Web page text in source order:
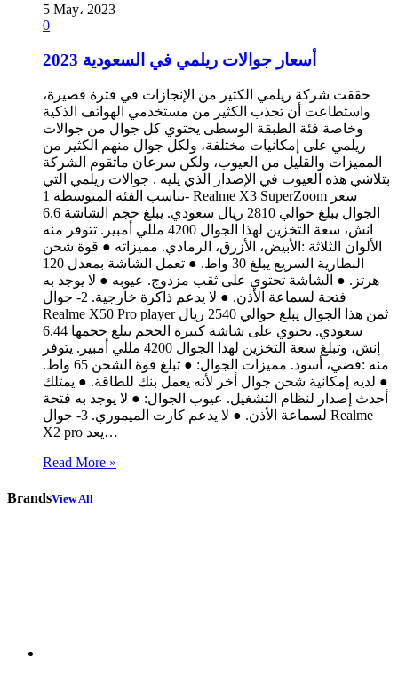
5 May، 2023
0
أسعار جوالات ريلمي في السعودية 2023
حققت شركة ريلمي الكثير من الإنجازات في فترة قصيرة،
واستطاعت أن تجذب الكثير من مستخدمي الهواتف الذكية
وخاصة فئة الطبقة الوسطى يحتوي كل جوال من جوالات
ريلمي على إمكانيات مختلفة، ولكل جوال منهم الكثير من
المميزات والقليل من العيوب، ولكن سرعان ماتقوم الشركة
بتلاشي هذه العيوب في الإصدار الذي يليه . جوالات ريلمي التي
تناسب الفئة المتوسطة 1- Realme X3 SuperZoom سعر
الجوال يبلغ حوالي 2810 ريال سعودي. يبلغ حجم الشاشة 6.6
انش، سعة التخزين لهذا الجوال 4200 مللي أمبير. تتوفر منه
الألوان الثلاثة :الأبيض، الأزرق، الرمادي. مميزاته ● قوة شحن
البطارية السريع يبلغ 30 واط. ● تعمل الشاشة بمعدل 120
هرتز. ● الشاشة تحتوي على ثقب مزدوج. عيوبه ● لا يوجد به
فتحة لسماعة الأذن. ● لا يدعم ذاكرة خارجية. 2- جوال
Realme X50 Pro player ثمن هذا الجوال يبلغ حوالي 2540 ريال
سعودي. يحتوي على شاشة كبيرة الحجم يبلغ حجمها 6.44
إنش، وتبلغ سعة التخزين لهذا الجوال 4200 مللي أمبير. يتوفر
منه :فضي، أسود. مميزات الجوال: ● تبلغ قوة الشحن 65 واط.
● لديه إمكانية شحن جوال أخر لأنه يعمل بنك للطاقة. ● يمتلك
أحدث إصدار لنظام التشغيل. عيوب الجوال: ● لا يوجد به فتحة
لسماعة الأذن. ● لا يدعم كارت الميموري. 3- جوال Realme
X2 pro يعد…
Read More »
BrandsView All